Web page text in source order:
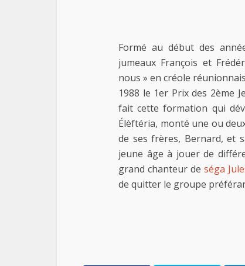
Formé au début des
jumeaux François et
nous » en créole
1988 le 1er Prix des 2ème
fait cette formation qui
Élèftéria, monté une ou
de ses frères, Bernard, et
jeune âge à jouer de
grand chanteur deséga
de quitter le groupe